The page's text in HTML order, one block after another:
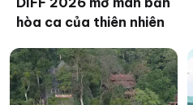
hòa ca của thiên nhiên